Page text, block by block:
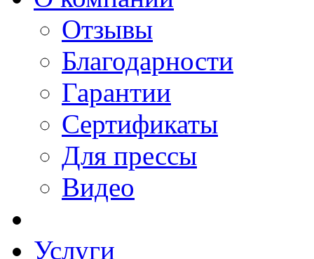
Отзывы
Благодарности
Гарантии
Сертификаты
Для прессы
Видео
Услуги